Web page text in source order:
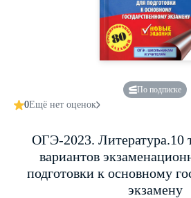
По подписке
0Ещё нет оценок
ОГЭ-2023. Литература.10
вариантов
подготовки к основному
экзамену